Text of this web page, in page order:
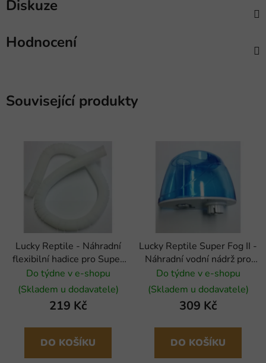
Diskuze
Hodnocení
Související produkty
Lucky Reptile - Náhradní
flexibilní hadice pro Super
Fog II
Do týdne v e-shopu
(Skladem u dodavatele)
219 Kč
DO KOŠÍKU
Lucky Reptile Super Fog II -
Náhradní vodní nádrž pro
Super Fog II
Do týdne v e-shopu
(Skladem u dodavatele)
309 Kč
DO KOŠÍKU